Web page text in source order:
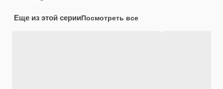
Еще из этой серииПосмотреть все